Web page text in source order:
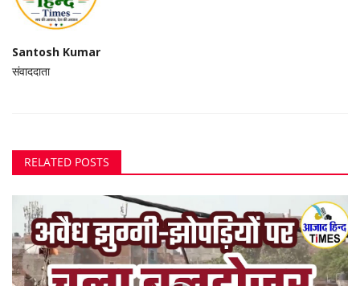
Santosh Kumar
संवाददाता
RELATED POSTS